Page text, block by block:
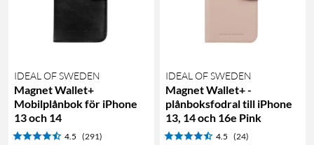
IDEAL OF SWEDEN
Magnet Wallet+
Mobilplånbok för iPhone
13 och 14
4.5 (291)
IDEAL OF SWEDEN
Magnet Wallet+ -
plånboksfodral till iPhone
13, 14 och 16e Pink
4.5 (24)